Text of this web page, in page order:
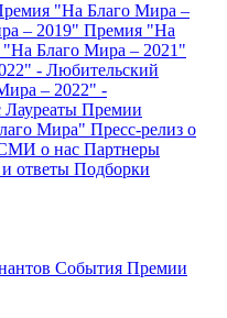
"На Благо Мира –
– 2019" Премия "На
Благо Мира – 2021"
- Любительский
– 2022" -
Лауреаты Премии
Мира" Пресс-релиз о
о нас Партнеры
ответы Подборки
События Премии